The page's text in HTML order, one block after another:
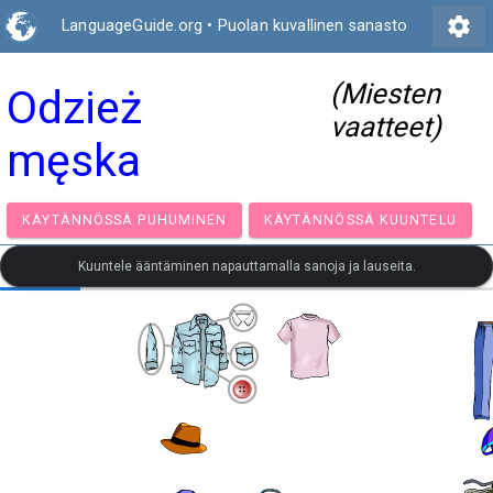
LanguageGuide.org • Puolan kuvallinen sanasto settings
Odzież
męska
(Miesten
vaatteet)
KÄYTÄNNÖSSÄ PUHUMINEN KÄYTÄNNÖSSÄ
Kuuntele ääntäminen napauttamalla sanoja ja lauseita.